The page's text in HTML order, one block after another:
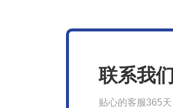
联系我们
贴心的客服365